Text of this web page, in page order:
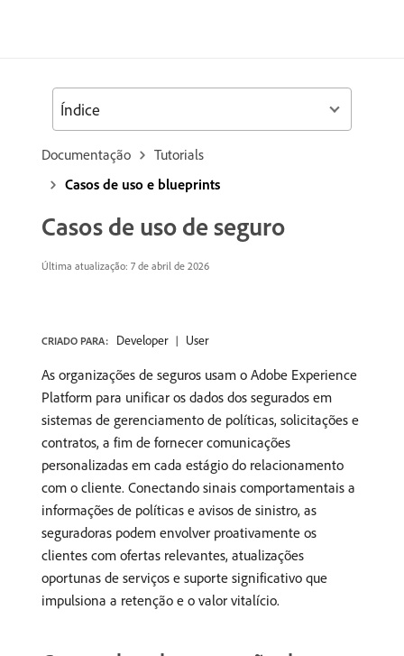
Documentação
Tutorials
Casos de uso e blueprints
Casos de uso de seguro
Última atualização: 7 de abril de 2026
CRIADO PARA: Developer User
As organizações de seguros usam o Adobe Experience
Platform para unificar os dados dos segurados em
sistemas de gerenciamento de políticas, solicitações e
contratos, a fim de fornecer comunicações
personalizadas em cada estágio do relacionamento
com o cliente. Conectando sinais comportamentais a
informações de políticas e avisos de sinistro, as
seguradoras podem envolver proativamente os
clientes com ofertas relevantes, atualizações
oportunas de serviços e suporte significativo que
impulsiona a retenção e o valor vitalício.
Índice